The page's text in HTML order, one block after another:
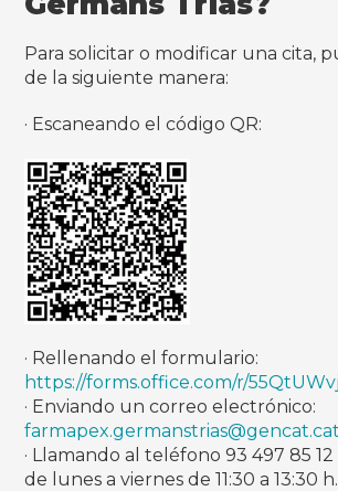
Para solicitar o modificar una cita,
de la siguiente manera:
· Escaneando el código QR:
· Rellenando el formulario:
https://forms.office.com/r/
· Enviando un correo electrónico:
farmapex.germanstrias@gencat.cat
· Llamando al teléfono 93 497 85
de lunes a viernes de 11:30 a 13:30 h.